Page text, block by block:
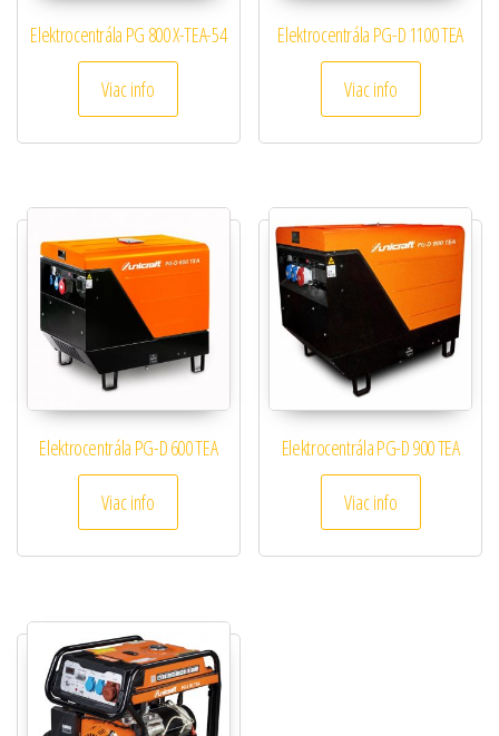
Elektrocentrála PG 800 X-TEA-54
Viac info
Elektrocentrála PG-D 1100 TEA
Viac info
Elektrocentrála PG-D 600 TEA
Viac info
Elektrocentrála PG-D 900 TEA
Viac info